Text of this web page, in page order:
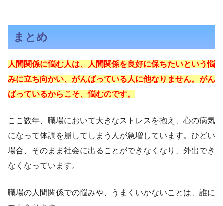
まとめ
人間関係に悩む人は、人間関係を良好に保ちたいという悩
みに立ち向かい、がんばっている人に他なりません。がん
ばっているからこそ、悩むのです。
ここ数年、職場において大きなストレスを抱え、心の病気
になって体調を崩してしまう人が急増しています。ひどい
場合、そのまま社会に出ることができなくなり、外出でき
なくなっています。
職場の人間関係での悩みや、うまくいかないことは、誰に